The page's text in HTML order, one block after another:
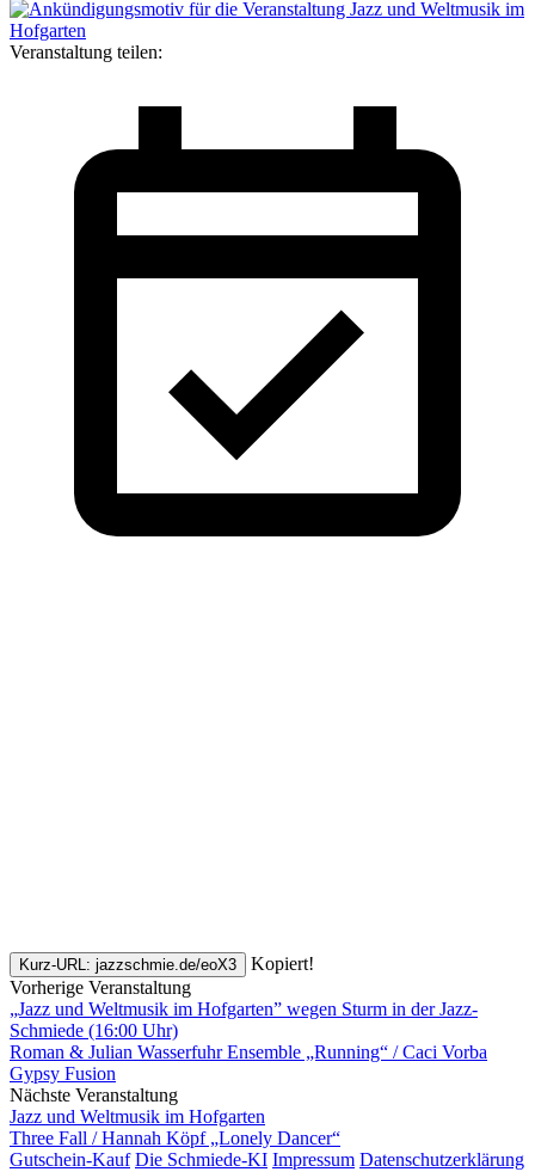
Veranstaltung teilen:
Kurz-URL: jazzschmie.de/eoX3
Kopiert!
Vorherige Veranstaltung
„Jazz und Weltmusik im Hofgarten” wegen Sturm in der Jazz-
Schmiede (16:00 Uhr)
Roman & Julian Wasserfuhr Ensemble „Running“ / Caci Vorba
Gypsy Fusion
Nächste Veranstaltung
Jazz und Weltmusik im Hofgarten
Three Fall / Hannah Köpf „Lonely Dancer“
Gutschein-Kauf Die Schmiede-KI Impressum Datenschutzerklärung